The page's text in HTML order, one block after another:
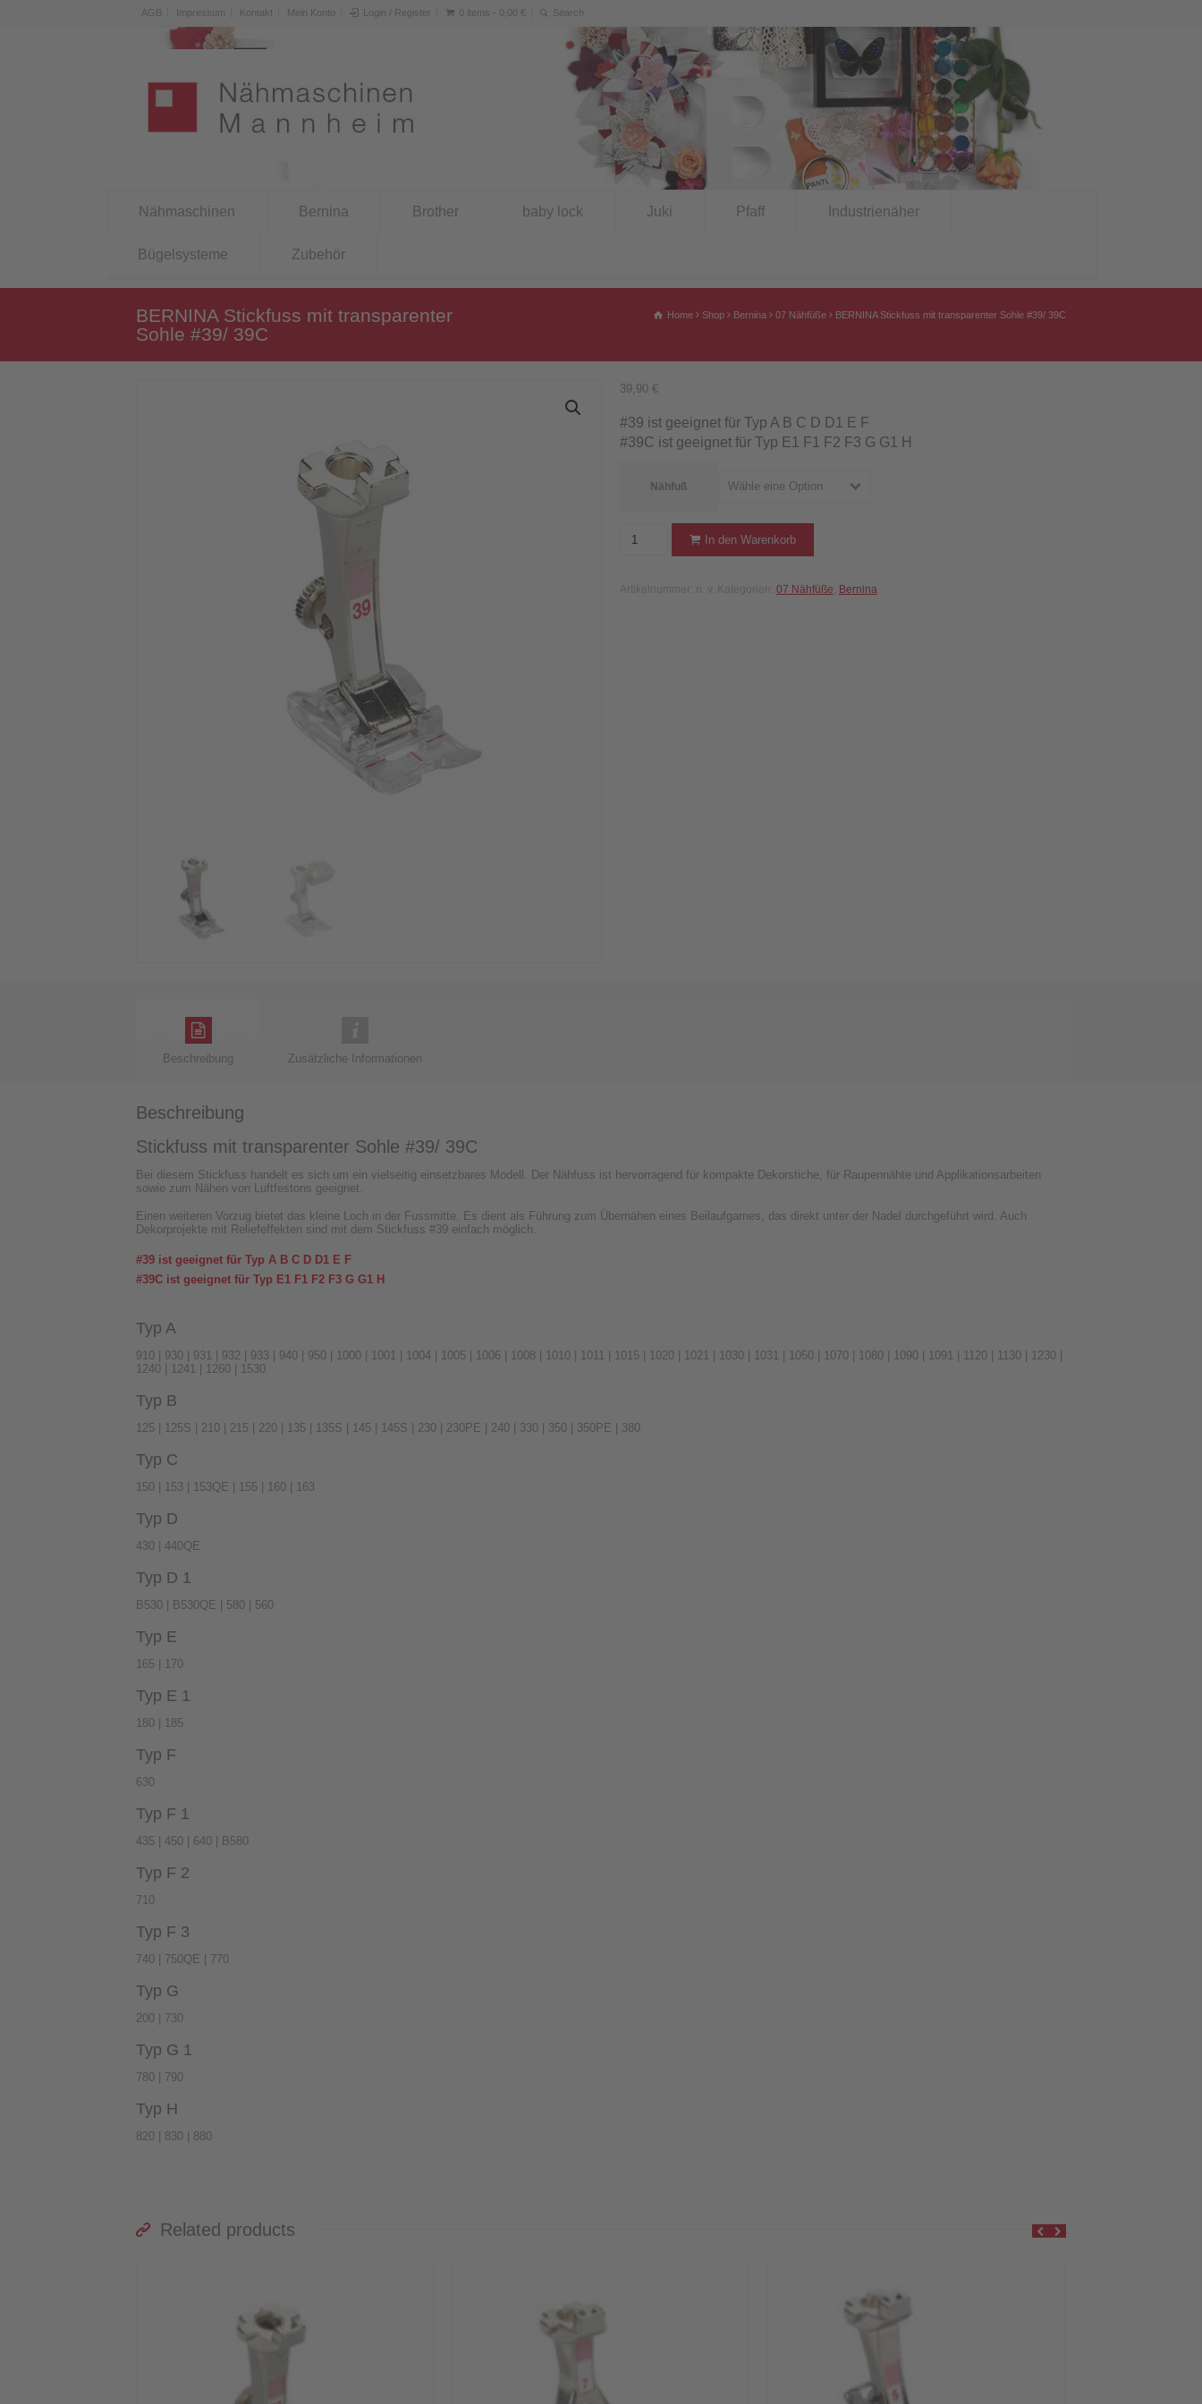
AGB Impressum Kontakt Mein Konto Login / Register 0 items - 0,00 €
Nähmaschinen Bernina Brother baby lock Juki Pfaff Industrienäher
Bügelsysteme Zubehör
BERNINA Stickfuss mit transparenter
Sohle #39/ 39C
Home Shop Bernina 07 Nähfüße BERNINA Stickfuss mit transparenter Sohle #39/ 39C
39,90 €
#39 ist geeignet für Typ A B C D D1 E F
#39C ist geeignet für Typ E1 F1 F2 F3 G G1 H
Nähfuß Wähle eine Option
BERNINA
transparenter
In den Warenkorb
Artikelnummer: n. v. Kategorien: 07 Nähfüße Bernina
Beschreibung Zusätzliche Informationen
Beschreibung
Stickfuss mit transparenter Sohle #39/ 39C
Bei diesem Stickfuss handelt es sich um ein vielseitig einsetzbares Modell. Der Nähfuss ist hervorragend für kompakte Dekorstiche, für Raupennähte und Applikationsarbeiten
sowie zum Nähen von Luftfestons geeignet.
Einen weiteren Vorzug bietet das kleine Loch in der Fussmitte. Es dient als Führung zum Übernähen eines Beilaufgarnes, das direkt unter der Nadel durchgeführt wird. Auch
Dekorprojekte mit Reliefeffekten sind mit dem Stickfuss #39 einfach möglich.
#39 ist geeignet für Typ A B C D D1 E F
#39C ist geeignet für Typ E1 F1 F2 F3 G G1 H
Typ A
910 | 930 | 931 | 932 | 933 | 940 | 950 | 1000 | 1001 | 1004 | 1005 | 1006 | 1008 | 1010 | 1011 | 1015 | 1020 | 1021 | 1030 | 1031 | 1050 | 1070 | 1080 | 1090 | 1091 | 1120 | 1130 | 1230 |
1240 | 1241 | 1260 | 1530
Typ B
125 | 125S | 210 | 215 | 220 | 135 | 135S | 145 | 145S | 230 | 230PE | 240 | 330 | 350 | 350PE | 380
Typ C
150 | 153 | 153QE | 155 | 160 | 163
Typ D
430 | 440QE
Typ D 1
B530 | B530QE | 580 | 560
Typ E
165 | 170
Typ E 1
180 | 185
Typ F
630
Typ F 1
435 | 450 | 640 | B580
Typ F 2
710
Typ F 3
740 | 750QE | 770
Typ G
200 | 730
Typ G 1
780 | 790
Typ H
820 | 830 | 880
Related products